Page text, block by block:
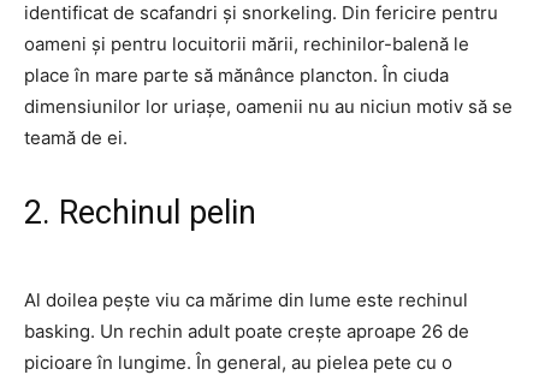
identificat de scafandri și snorkeling. Din fericire pentru
oameni și pentru locuitorii mării, rechinilor-balenă le
place în mare parte să mănânce plancton. În ciuda
dimensiunilor lor uriașe, oamenii nu au niciun motiv să se
teamă de ei.
2. Rechinul pelin
Al doilea pește viu ca mărime din lume este rechinul
basking. Un rechin adult poate crește aproape 26 de
picioare în lungime. În general, au pielea pete cu o